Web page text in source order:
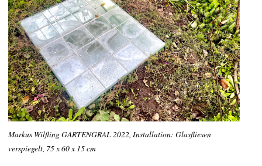
Markus Wilfling GARTENGRAL 2022, Installation: Glasfliesen
verspiegelt, 75 x 60 x 15 cm